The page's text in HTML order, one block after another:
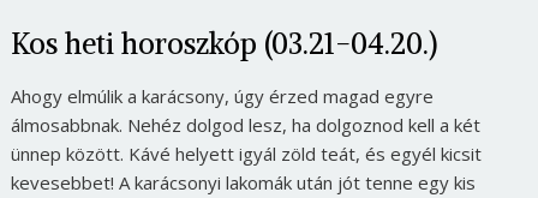
Kos heti horoszkóp (03.21-04.20.)
Ahogy elmúlik a karácsony, úgy érzed magad egyre
álmosabbnak. Nehéz dolgod lesz, ha dolgoznod kell a két
ünnep között. Kávé helyett igyál zöld teát, és egyél kicsit
kevesebbet! A karácsonyi lakomák után jót tenne egy kis